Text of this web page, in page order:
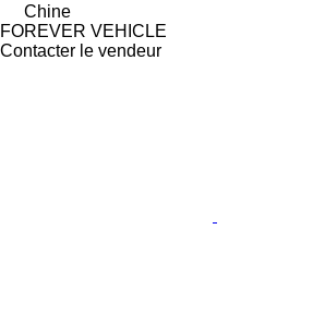
Chine
FOREVER VEHICLE
Contacter le vendeur